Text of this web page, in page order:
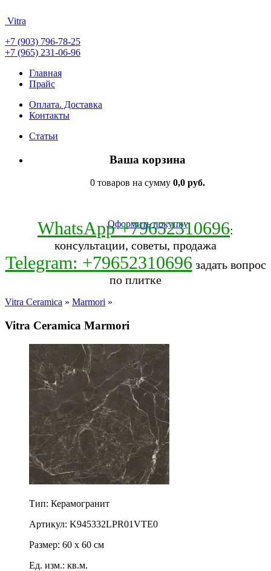
Vitra
+7 (903) 796-78-25
+7 (965) 231-06-96
Главная
Прайс
Оплата. Доставка
Контакты
Статьи
Ваша корзина
0 товаров на сумму 0,0 руб.
Оформить покупку
WhatsApp +79652310696:
консультации, советы, продажа
Telegram: +79652310696 задать вопрос
по плитке
Vitra Ceramica » Marmori »
Vitra Ceramica Marmori
Тип: Керамогранит
Артикул: K945332LPR01VTE0
Размер: 60 x 60 см
Ед. изм.: кв.м.